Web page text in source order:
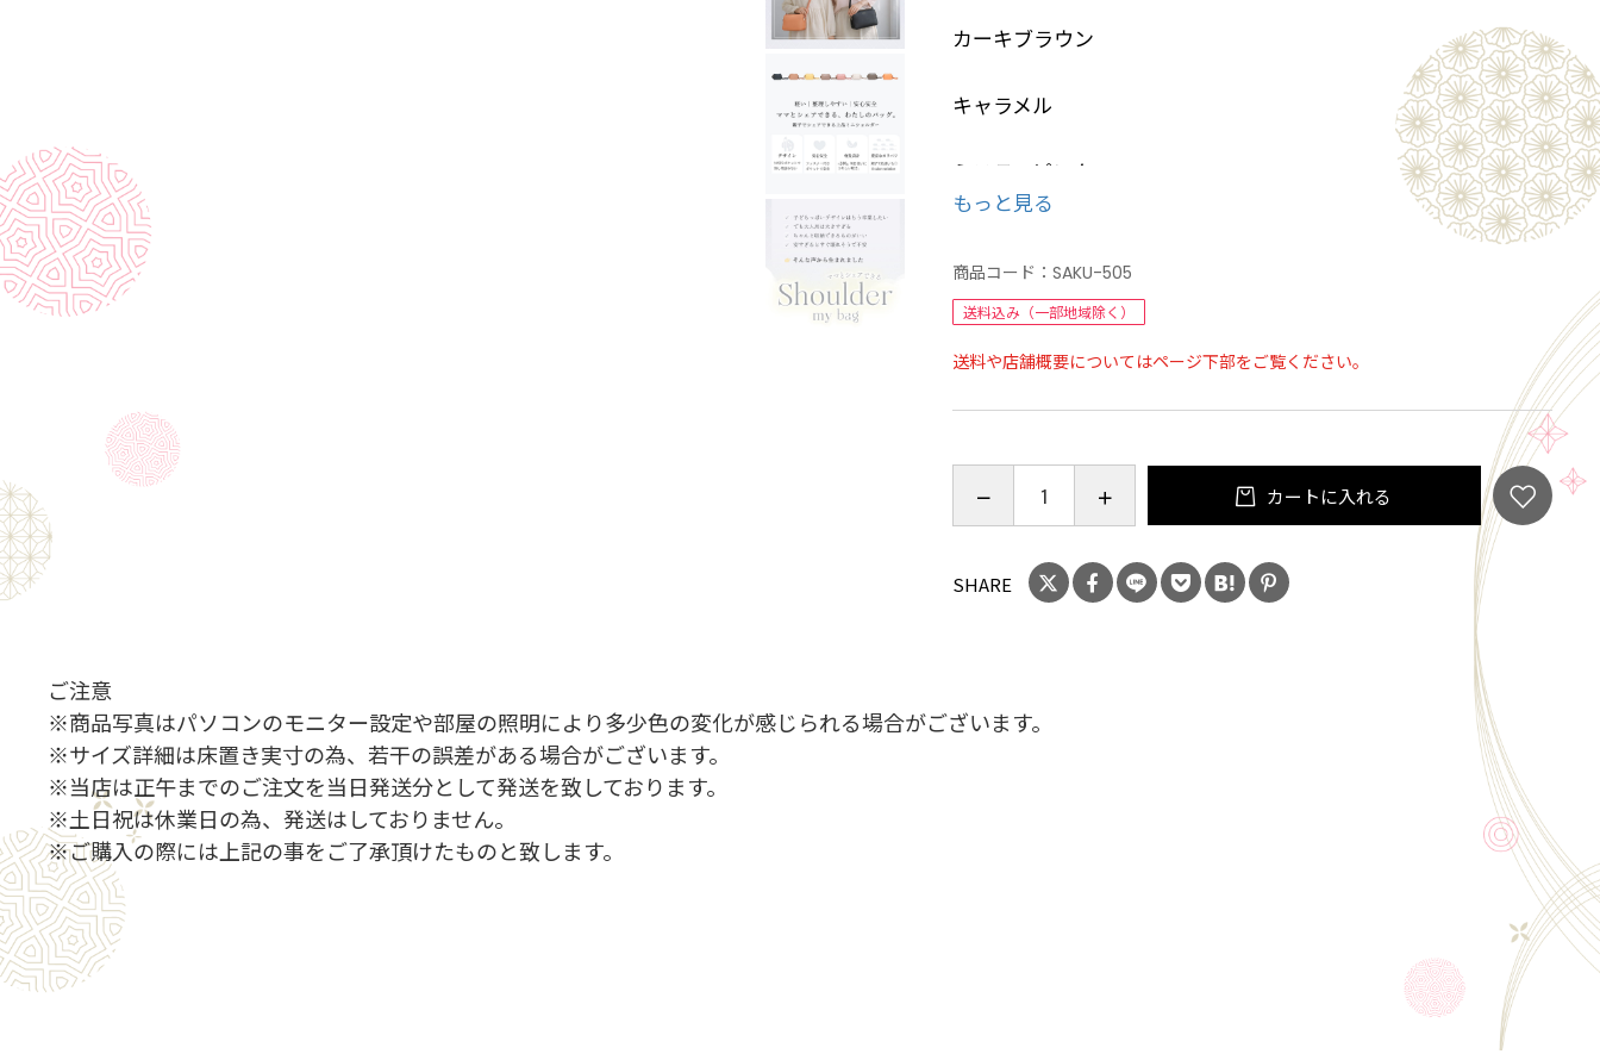
カーキブラウン
キャラメル
ミスティピンク
グレージュ
アプリコット
もっと見る
商品コード：SAKU-505
送料込み（一部地域除く）
送料や店舗概要についてはページ下部をご覧ください。
カートに入れる
SHARE
ご注意
※商品写真はパソコンのモニター設定や部屋の照明により多少色の変化が感じられる場合がございます。
※サイズ詳細は床置き実寸の為、若干の誤差がある場合がございます。
※当店は正午までのご注文を当日発送分として発送を致しております。
※土日祝は休業日の為、発送はしておりません。
※ご購入の際には上記の事をご了承頂けたものと致します。